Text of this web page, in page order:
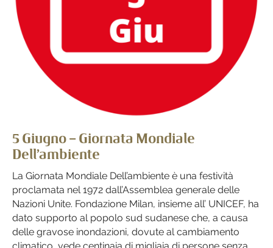
5 Giugno – Giornata Mondiale
Dell’ambiente
La Giornata Mondiale Dell’ambiente è una festività
proclamata nel 1972 dall’Assemblea generale delle
Nazioni Unite. Fondazione Milan, insieme all’ UNICEF, ha
dato supporto al popolo sud sudanese che, a causa
delle gravose inondazioni, dovute al cambiamento